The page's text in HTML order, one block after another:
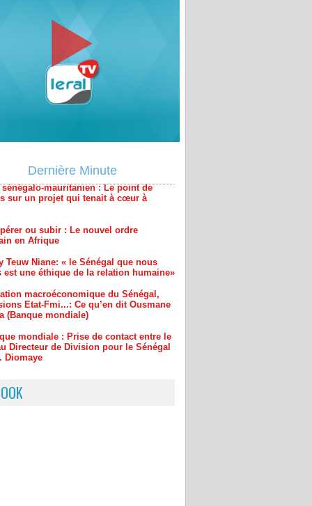
Dernière Minute
sur un projet qui tenait à cœur à
ou subir : Le nouvel ordre
en Afrique
Teuw Niane: « le Sénégal que nous
est une éthique de la relation humaine»
macroéconomique du Sénégal,
Etat-Fmi...: Ce qu’en dit Ousmane
(Banque mondiale)
mondiale : Prise de contact entre le
Directeur de Division pour le Sénégal
Diomaye
: le maire Djibril Sonko ira
au procureur s’il ne…